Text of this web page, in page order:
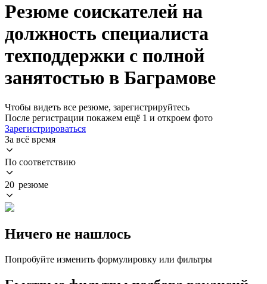
Резюме соискателей на
должность специалиста
техподдержки с полной
занятостью в Баграмове
Чтобы видеть все резюме, зарегистрируйтесь
После регистрации покажем ещё 1 и откроем фото
Зарегистрироваться
За всё время
По соответствию
20 резюме
Ничего не нашлось
Попробуйте изменить формулировку или фильтры